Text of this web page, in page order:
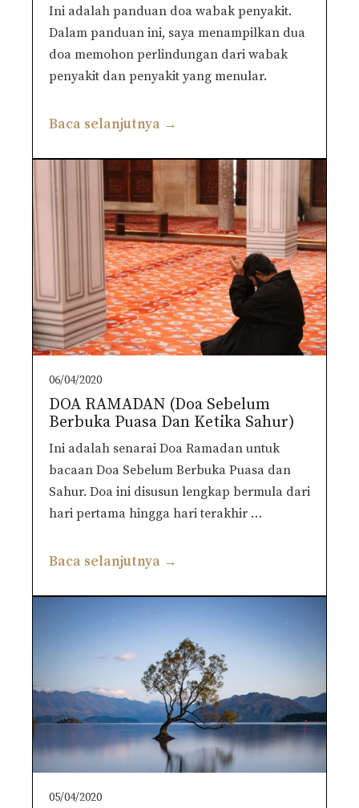
Ini adalah panduan doa wabak penyakit.
Dalam panduan ini, saya menampilkan dua
doa memohon perlindungan dari wabak
penyakit dan penyakit yang menular.
Baca selanjutnya →
06/04/2020
DOA RAMADAN (Doa Sebelum
Berbuka Puasa Dan Ketika Sahur)
Ini adalah senarai Doa Ramadan untuk
bacaan Doa Sebelum Berbuka Puasa dan
Sahur. Doa ini disusun lengkap bermula dari
hari pertama hingga hari terakhir …
Baca selanjutnya →
05/04/2020